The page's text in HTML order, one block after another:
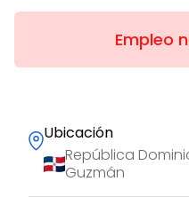
Empleo
Ubicación
República
Guzmán